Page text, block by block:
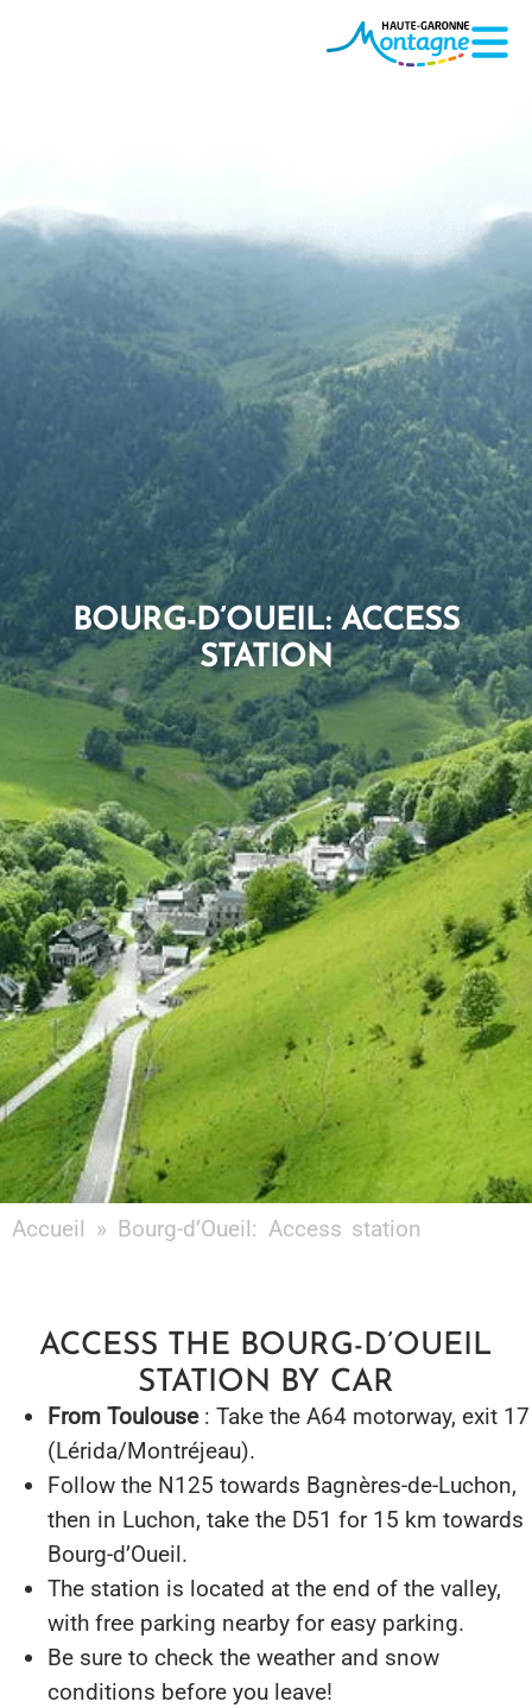
BOURG-D’OUEIL: ACCESS
STATION
Accueil » Bourg-d’Oueil: Access station
ACCESS THE BOURG-D’OUEIL
STATION BY CAR
From Toulouse: Take the A64 motorway, exit 17
(Lérida/Montréjeau).
Follow the N125 towards Bagnères-de-Luchon,
then in Luchon, take the D51 for 15 km towards
Bourg-d’Oueil.
The station is located at the end of the valley,
with free parking nearby for easy parking.
Be sure to check the weather and snow
conditions before you leave!